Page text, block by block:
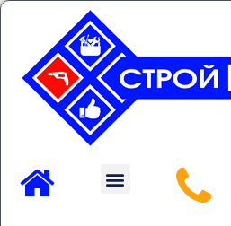
Перейти
содержимому
Menu